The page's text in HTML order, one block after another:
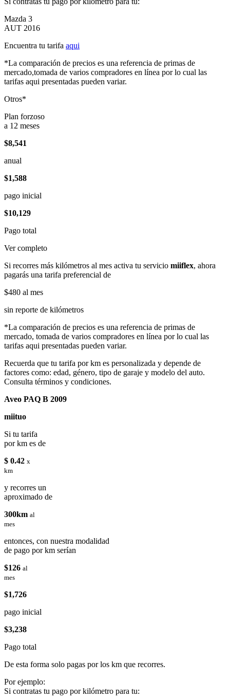
Mazda 3
AUT 2016
Encuentra tu tarifa aqui
*La comparación de precios es una referencia de primas de
mercado,tomada de varios compradores en línea por lo cual las
tarifas aqui presentadas pueden variar.
Otros*
Plan forzoso
a 12 meses
$8,541
anual
$1,588
pago inicial
$10,129
Pago total
Ver completo
Si recorres más kilómetros al mes activa tu servicio miiflex, ahora
pagarás una tarifa preferencial de
$480 al mes
sin reporte de kilómetros
*La comparación de precios es una referencia de primas de
mercado, tomada de varios compradores en línea por lo cual las
tarifas aqui presentadas pueden variar.
Recuerda que tu tarifa por km es personalizada y depende de
factores como: edad, género, tipo de garaje y modelo del auto.
Consulta términos y condiciones.
Aveo PAQ B 2009
miituo
Si tu tarifa
por km es de
$ 0.42 x
km
y recorres un
aproximado de
300km al
mes
entonces, con nuestra modalidad
de pago por km serían
$126 al
mes
$1,726
pago inicial
$3,238
Pago total
De esta forma solo pagas por los km que recorres.
Por ejemplo:
Si contratas tu pago por kilómetro para tu: